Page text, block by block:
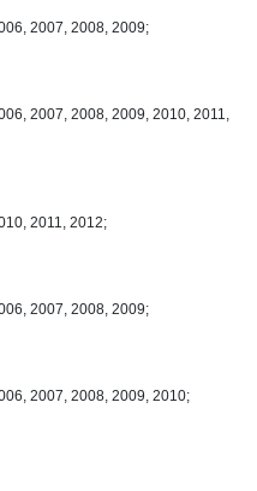
2007, 2008, 2009;
2007, 2008, 2009, 2010, 2011,
2011, 2012;
2007, 2008, 2009;
2007, 2008, 2009, 2010;